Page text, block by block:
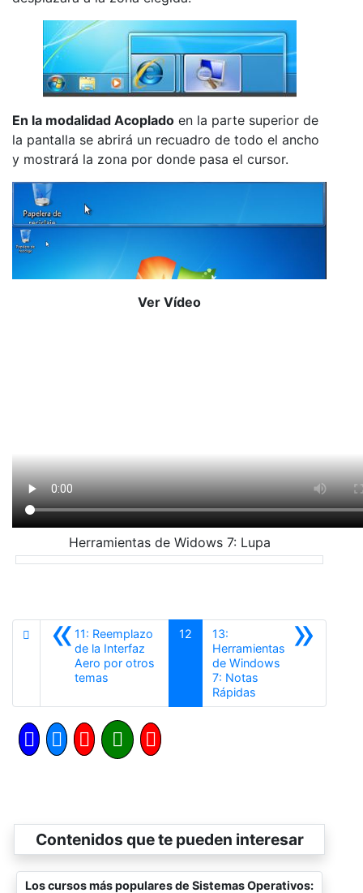
En la modalidad Acoplado en la parte superior de
la pantalla se abrirá un recuadro de todo el ancho
y mostrará la zona por donde pasa el cursor.
Ver Vídeo
Herramientas de Widows 7: Lupa
«11: Reemplazo
de la Interfaz
Aero por otros
temas
12 »
13:
Herramientas
de Windows
7: Notas
Rápidas
Contenidos que te pueden interesar
Los cursos más populares de Sistemas Operativos: